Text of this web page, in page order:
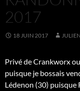
2017
18 JUIN 2017
Privé de Crankworx
puisque je bossais
Lédenon (30) puisque